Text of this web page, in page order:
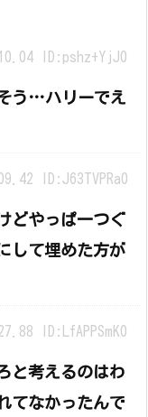
ID:pshz+YjJ0
う…ハリーでえ
ID:J63TVPRa0
どやっぱ一つぐ
して埋めた方が
ID:LfAPPSmK0
と考えるのはわ
てなかったんで